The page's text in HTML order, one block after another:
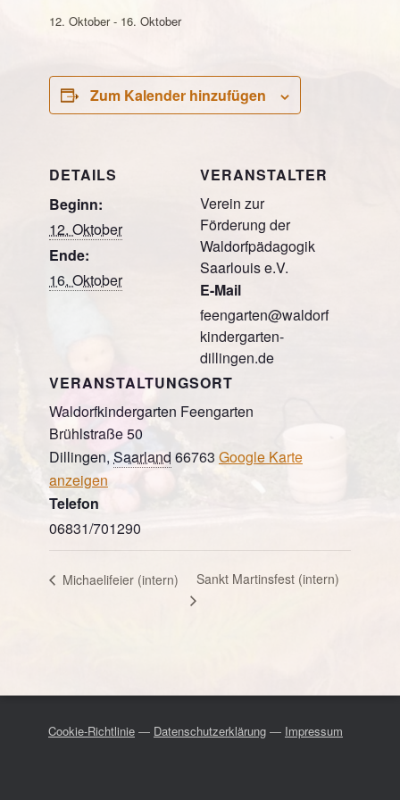
12. Oktober- 16. Oktober
Zum Kalender hinzufügen
DETAILS
Beginn:
12. Oktober
Ende:
16. Oktober
VERANSTALTUNGSORT
Waldorfkindergarten Feengarten
Brühlstraße 50
Dillingen, Saarland 66763 Google Karte
anzeigen
Telefon
06831/701290
VERANSTALTER
Verein zur
Förderung der
Waldorfpädagogik
Saarlouis e.V.
E-Mail
feengarten@waldorf
kindergarten-
dillingen.de
Michaelifeier (intern) Sankt Martinsfest (intern)
Cookie-Richtlinie — Datenschutzerklärung — Impressum